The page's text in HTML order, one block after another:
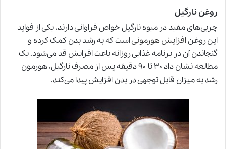
روغن نارگیل
چربی‌های مفید در میوه نارگیل خواص فراوانی دارند، یکی از فواید
این روغنافزایش هورمونیاست که به رشد بدن کمک کرده و
گنجاندن آن در برنامه غذایی روزانه باعث افزایش قد می‌شود. یک
مطالعه نشان داد ۳۰ تا ۹۰ دقیقه پس از مصرف نارگیل، هورمون
رشد به میزان قابل توجهی در بدن افزایش پیدا می‌کند.